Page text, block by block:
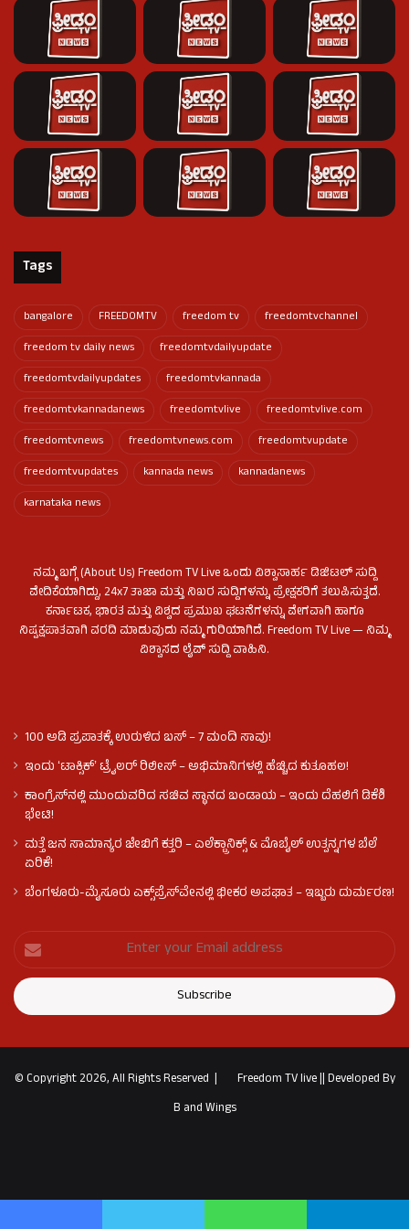
Tags
bangalore FREEDOMTV freedom tv
freedomtvchannel
freedom tv daily news
freedomtvdailyupdate
freedomtvdailyupdates
freedomtvkannada
freedomtvkannadanews
freedomtvlive
freedomtvlive.com
freedomtvnews
freedomtvnews.com
freedomtvupdate
freedomtvupdates
kannada news
kannadanews
karnataka news
ನಮ್ಮ ಬಗ್ಗೆ (About Us) Freedom TV Live ಒಂದು ವಿಶ್ವಾಸಾರ್ಹ ಡಿಜಿಟಲ್ ಸುದ್ದಿ
ವೇದಿಕೆಯಾಗಿದ್ದು, 24x7 ತಾಜಾ ಮತ್ತು ನಿಖರ ಸುದ್ದಿಗಳನ್ನು ಪ್ರೇಕ್ಷಕರಿಗೆ ತಲುಪಿಸುತ್ತದೆ.
ಕರ್ನಾಟಕ, ಭಾರತ ಮತ್ತು ವಿಶ್ವದ ಪ್ರಮುಖ ಘಟನೆಗಳನ್ನು ವೇಗವಾಗಿ ಹಾಗೂ
ನಿಷ್ಪಕ್ಷಪಾತವಾಗಿ ವರದಿ ಮಾಡುವುದು ನಮ್ಮ ಗುರಿಯಾಗಿದೆ. Freedom TV Live — ನಿಮ್ಮ
ವಿಶ್ವಾಸದ ಲೈವ್ ಸುದ್ದಿ ವಾಹಿನಿ.
100 ಅಡಿ ಪ್ರಪಾತಕ್ಕೆ ಉರುಳಿದ ಬಸ್‌ – 7 ಮಂದಿ ಸಾವು!
ಇಂದು ʻಟಾಕ್ಸಿಕ್ʼ ಟ್ರೈಲರ್ ರಿಲೀಸ್‌ – ಅಭಿಮಾನಿಗಳಲ್ಲಿ ಹೆಚ್ಚಿದ ಕುತೂಹಲ!
ಕಾಂಗ್ರೆಸ್​ನಲ್ಲಿ ಮುಂದುವರಿದ ಸಚಿವ ಸ್ಥಾನದ ಬಂಡಾಯ – ಇಂದು ದೆಹಲಿಗೆ ಡಿಕೆಶಿ
ಭೇಟಿ!
ಮತ್ತೆ ಜನ ಸಾಮಾನ್ಯರ ಜೇಬಿಗೆ ಕತ್ತರಿ – ಎಲೆಕ್ಟ್ರಾನಿಕ್ಸ್ & ಮೊಬೈಲ್ ಉತ್ಪನ್ನಗಳ ಬೆಲೆ
ಏರಿಕೆ!
ಬೆಂಗಳೂರು-ಮೈಸೂರು ಎಕ್ಸ್‌ಪ್ರೆಸ್‌ವೇನಲ್ಲಿ ಭೀಕರ ಅಪಘಾತ – ಇಬ್ಬರು ದುರ್ಮರಣ!
© Copyright 2026, All Rights Reserved | Freedom TV live||Developed By
B and Wings